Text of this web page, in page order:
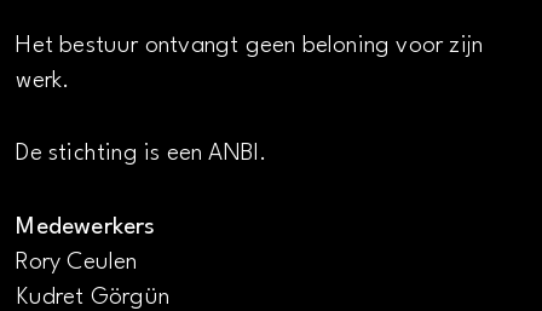
Het bestuur ontvangt geen beloning voor zijn
werk.
De stichting is een ANBI.
Medewerkers
Rory Ceulen
Kudret Görgün